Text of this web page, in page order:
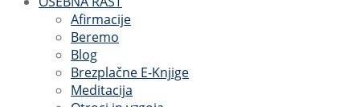
Afirmacije
Beremo
Blog
Brezplačne E-Knjige
Meditacija